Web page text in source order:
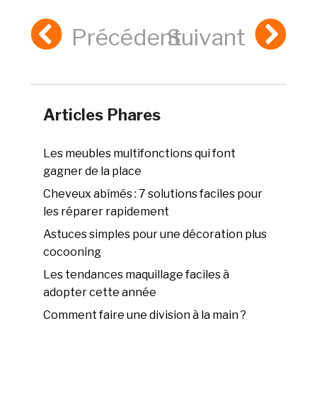
PrécédentSuivant
Articles Phares
Les meubles multifonctions qui font
gagner de la place
Cheveux abîmés : 7 solutions faciles pour
les réparer rapidement
Astuces simples pour une décoration plus
cocooning
Les tendances maquillage faciles à
adopter cette année
Comment faire une division à la main ?